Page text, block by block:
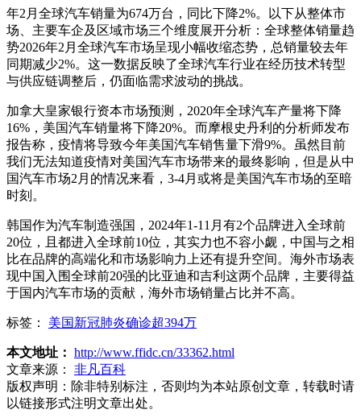
年2月全球汽车销量为674万台，同比下降2%。以下从整体市
场、主要车企及区域市场三个维度展开分析：全球整体销量趋
势2026年2月全球汽车市场呈现小幅收缩态势，总销量较去年
同期减少2%。这一数据反映了全球汽车行业在经历技术转型
与供应链调整后，仍面临需求波动的挑战。
加拿大皇家银行资本市场预测，2020年全球汽车产量将下降
16%，美国汽车销量将下降20%。而摩根史丹利的分析师发布
报告称，疫情将导致今年美国汽车销售量下滑9%。虽然目前
我们无法知道疫情对美国汽车市场带来的最终影响，但是从中
国汽车市场2月的情况来看，3-4月或将是美国汽车市场的至暗
时刻。
韩国作为汽车制造强国，2024年1-11月有2个品牌进入全球前
20位，且都进入全球前10位，其实力也不容小觑，中国与之相
比在品牌的高端化和市场影响力上还有提升空间。海外市场表
现中国入围全球前20强的比亚迪和吉利这两个品牌，主要得益
于国内汽车市场的贡献，海外市场销量占比并不高。
标签： 美国新冠肺炎确诊超394万
本文地址： http://www.ffidc.cn/33362.html
文章来源：
非凡百科
版权声明： 除非特别标注，否则均为本站原创文章，转载时请
以链接形式注明文章出处。